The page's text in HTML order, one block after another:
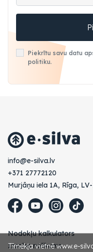
Piekrītu savu datu
politiku.
vl.avlis-e@ofni
+371 27772120
Murjāņu iela 1A, Rīga,
Nodokļu kalkulators
Izsoles nolikums
Tīmekļa vietnē www.e-